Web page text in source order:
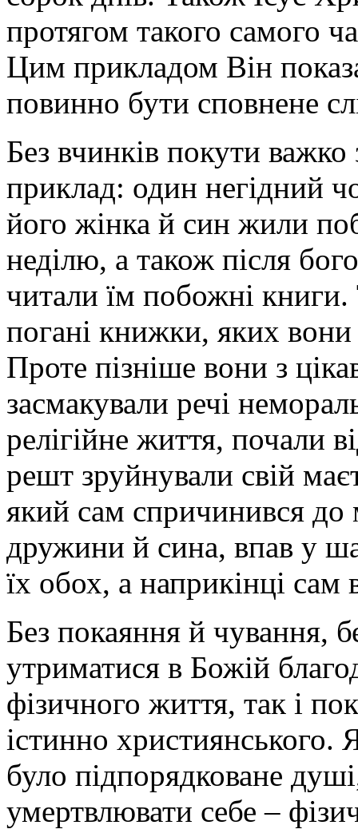
протягом такого самого
Цим прикладом Він
повинно бути сповнене
Без вчинків покути важко
приклад: один негідний
його жінка й син жили
неділю, а також після
читали їм побожні
погані книжки, яких вони
Проте пізніше вони з
засмакували речі
релігійне життя, почали
решт зруйнували свій
який сам спричинився до
дружини й сина, впав у
їх обох, а наприкінці сам
Без покаяння й чування,
утриматися в Божій
фізичного життя, так і
істинно
було підпорядковане
умертвлювати себе –